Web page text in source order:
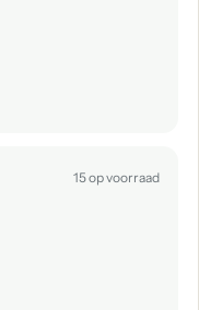
15 op voorraad